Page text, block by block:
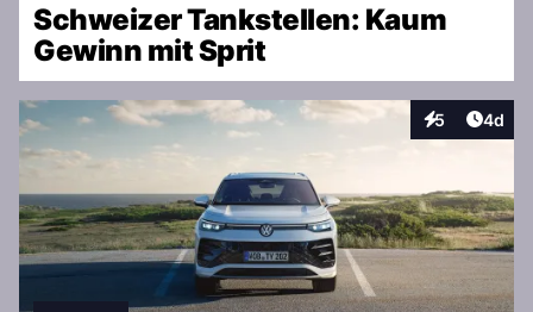
Schweizer Tankstellen: Kaum
Gewinn mit Sprit
5
Interaktionen
4d